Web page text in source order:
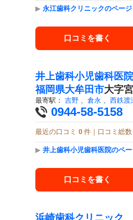
▶ 永江歯科クリニックのペー
口コミを書く
井上歯科小児歯科医院
福岡県大牟田市大字
最寄駅： 吉野 倉永 西鉄渡
0944-58-5158
最近の口コミ 0 件｜口コミ総数
▶ 井上歯科小児歯科医院のペ
口コミを書く
浜崎歯科クリニック